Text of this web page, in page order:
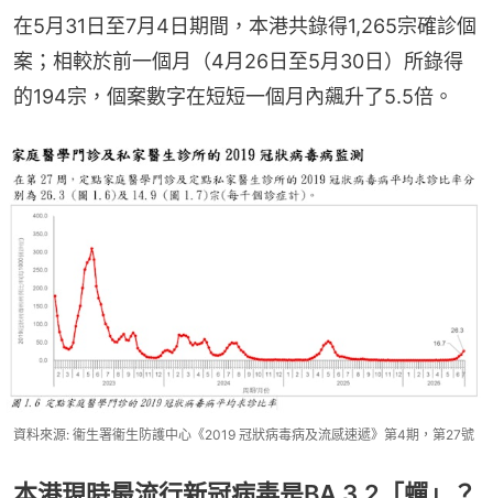
在5月31日至7月4日期間，本港共錄得1,265宗確診個
案；相較於前一個月（4月26日至5月30日）所錄得
的194宗，個案數字在短短一個月內飆升了5.5倍。
資料來源: 衞生署衞生防護中心《2019 冠狀病毒病及流感速遞》第4期，第27號